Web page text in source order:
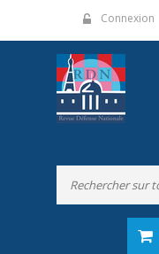
Connexion